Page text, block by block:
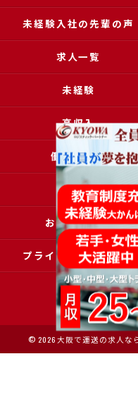
未経験入社の先輩の声
求人一覧
未経験
高収入
働きやすい
ブログ
お問い合わせ
プライバシーポリシー
© 2026 大阪で運送の求人なら